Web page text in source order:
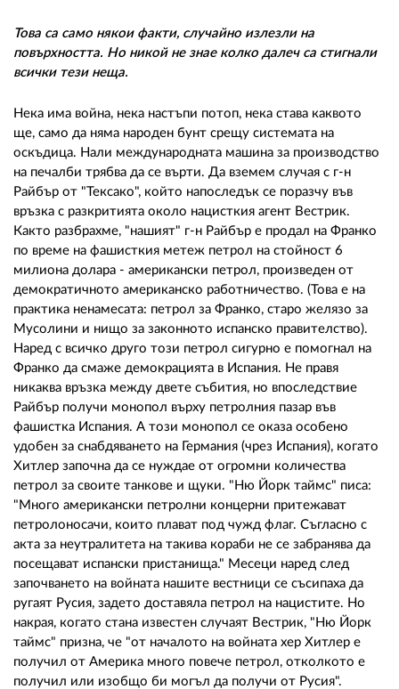
Това са само някои факти, случайно излезли на
повърхността. Но никой не знае колко далеч са стигнали
всички тези неща.
Нека има война, нека настъпи потоп, нека става каквото
ще, само да няма народен бунт срещу системата на
оскъдица. Нали международната машина за производство
на печалби трябва да се върти. Да вземем случая с г-н
Райбър от "Тексако", който напоследък се поразчу във
връзка с разкритията около нацисткия агент Вестрик.
Както разбрахме, "нашият" г-н Райбър е продал на Франко
по време на фашисткия метеж петрол на стойност 6
милиона долара - американски петрол, произведен от
демократичното американско работничество. (Това е на
практика ненамесата: петрол за Франко, старо желязо за
Мусолини и нищо за законното испанско правителство).
Наред с всичко друго този петрол сигурно е помогнал на
Франко да смаже демокрацията в Испания. Не правя
никаква връзка между двете събития, но впоследствие
Райбър получи монопол върху петролния пазар във
фашистка Испания. А този монопол се оказа особено
удобен за снабдяването на Германия (чрез Испания), когато
Хитлер започна да се нуждае от огромни количества
петрол за своите танкове и щуки. "Ню Йорк таймс" писа:
"Много американски петролни концерни притежават
петролоносачи, които плават под чужд флаг. Съгласно с
акта за неутралитета на такива кораби не се забранява да
посещават испански пристанища." Месеци наред след
започването на войната нашите вестници се съсипаха да
ругаят Русия, задето доставяла петрол на нацистите. Но
накрая, когато стана известен случаят Вестрик, "Ню Йорк
таймс" призна, че "от началото на войната хер Хитлер е
получил от Америка много повече петрол, отколкото е
получил или изобщо би могъл да получи от Русия".